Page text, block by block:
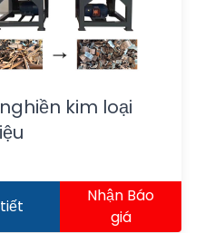
kim loại
Nhận Báo
giá